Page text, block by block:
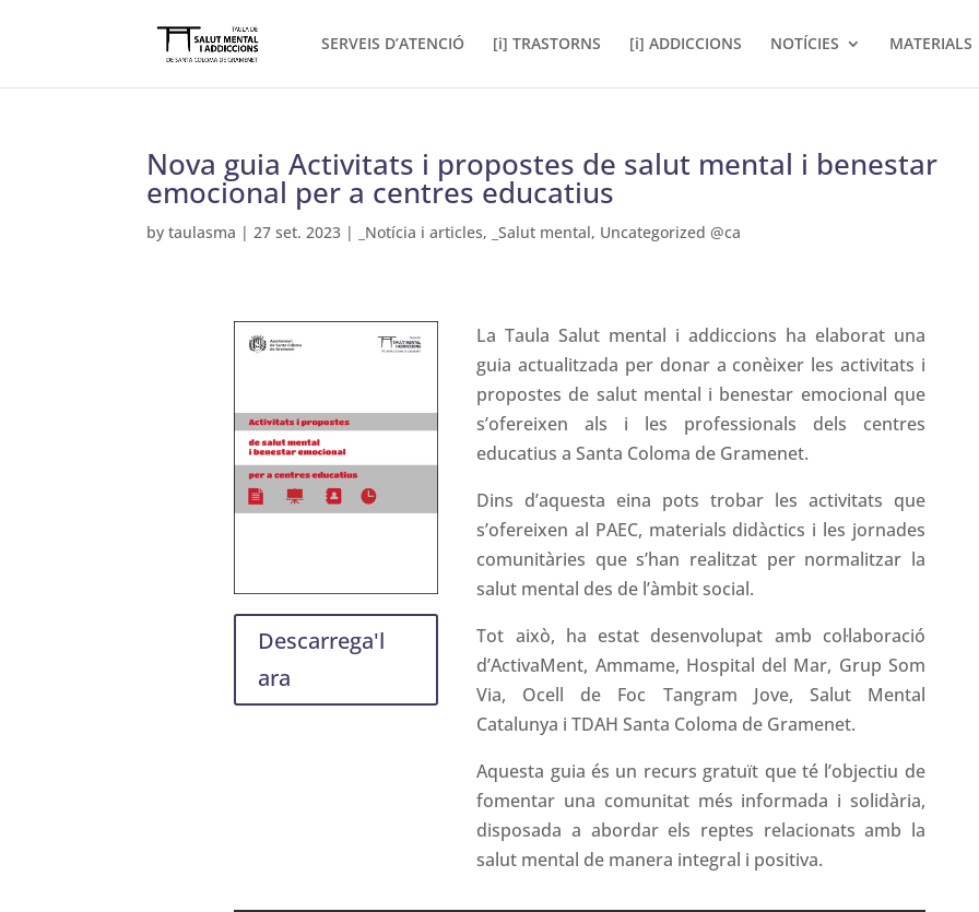
SERVEIS D’ATENCIÓ [i] TRASTORNS [i] ADDICCIONS NOTÍCIES MATERIALS
Nova guia Activitats i propostes de salut mental i benestar
emocional per a centres educatius
bytaulasma |27 set. 2023 | _Notícia i articles, _Salut mental, Uncategorized @ca
Descarrega'l
ara
La Taula Salut mental i addiccions ha elaborat una
guia actualitzada per donar a conèixer les activitats i
propostes de salut mental i benestar emocional que
s’ofereixen als i les professionals dels centres
educatius a Santa Coloma de Gramenet.
Dins d’aquesta eina pots trobar les activitats que
s’ofereixen al PAEC, materials didàctics i les jornades
comunitàries que s’han realitzat per normalitzar la
salut mental des de l’àmbit social.
Tot això, ha estat desenvolupat amb col·laboració
d’ActivaMent, Ammame, Hospital del Mar, Grup Som
Via, Ocell de Foc Tangram Jove, Salut Mental
Catalunya i TDAH Santa Coloma de Gramenet.
Aquesta guia és un recurs gratuït que té l’objectiu de
fomentar una comunitat més informada i solidària,
disposada a abordar els reptes relacionats amb la
salut mental de manera integral i positiva.